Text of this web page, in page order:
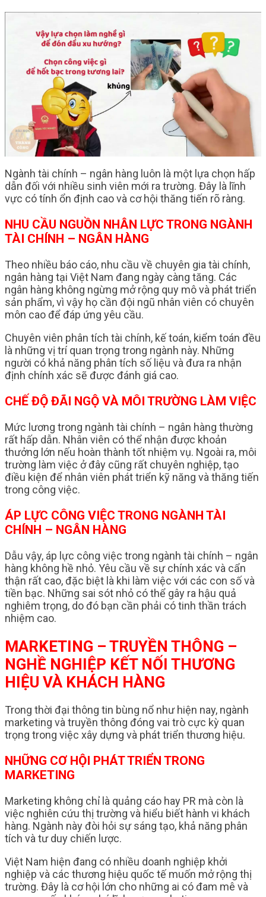
Ngành tài chính – ngân hàng luôn là một lựa chọn hấp
dẫn đối với nhiều sinh viên mới ra trường. Đây là lĩnh
vực có tính ổn định cao và cơ hội thăng tiến rõ ràng.
NHU CẦU NGUỒN NHÂN LỰC TRONG NGÀNH
TÀI CHÍNH – NGÂN HÀNG
Theo nhiều báo cáo, nhu cầu về chuyên gia tài chính,
ngân hàng tại Việt Nam đang ngày càng tăng. Các
ngân hàng không ngừng mở rộng quy mô và phát triển
sản phẩm, vì vậy họ cần đội ngũ nhân viên có chuyên
môn cao để đáp ứng yêu cầu.
Chuyên viên phân tích tài chính, kế toán, kiểm toán đều
là những vị trí quan trọng trong ngành này. Những
người có khả năng phân tích số liệu và đưa ra nhận
định chính xác sẽ được đánh giá cao.
CHẾ ĐỘ ĐÃI NGỘ VÀ MÔI TRƯỜNG LÀM VIỆC
Mức lương trong ngành tài chính – ngân hàng thường
rất hấp dẫn. Nhân viên có thể nhận được khoản
thưởng lớn nếu hoàn thành tốt nhiệm vụ. Ngoài ra, môi
trường làm việc ở đây cũng rất chuyên nghiệp, tạo
điều kiện để nhân viên phát triển kỹ năng và thăng tiến
trong công việc.
ÁP LỰC CÔNG VIỆC TRONG NGÀNH TÀI
CHÍNH – NGÂN HÀNG
Dẫu vậy, áp lực công việc trong ngành tài chính – ngân
hàng không hề nhỏ. Yêu cầu về sự chính xác và cẩn
thận rất cao, đặc biệt là khi làm việc với các con số và
tiền bạc. Những sai sót nhỏ có thể gây ra hậu quả
nghiêm trọng, do đó bạn cần phải có tinh thần trách
nhiệm cao.
MARKETING – TRUYỀN THÔNG –
NGHỀ NGHIỆP KẾT NỐI THƯƠNG
HIỆU VÀ KHÁCH HÀNG
Trong thời đại thông tin bùng nổ như hiện nay, ngành
marketing và truyền thông đóng vai trò cực kỳ quan
trọng trong việc xây dựng và phát triển thương hiệu.
NHỮNG CƠ HỘI PHÁT TRIỂN TRONG
MARKETING
Marketing không chỉ là quảng cáo hay PR mà còn là
việc nghiên cứu thị trường và hiểu biết hành vi khách
hàng. Ngành này đòi hỏi sự sáng tạo, khả năng phân
tích và tư duy chiến lược.
Việt Nam hiện đang có nhiều doanh nghiệp khởi
nghiệp và các thương hiệu quốc tế muốn mở rộng thị
trường. Đây là cơ hội lớn cho những ai có đam mê và